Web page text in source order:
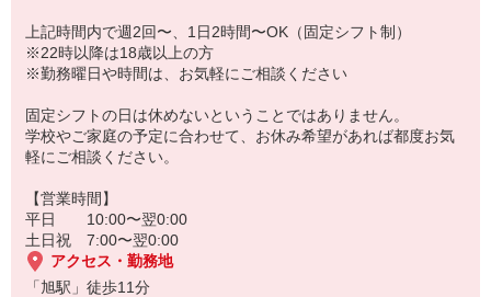
上記時間内で週2回〜、1日2時間〜OK（固定シフト制）
※22時以降は18歳以上の方
※勤務曜日や時間は、お気軽にご相談ください
固定シフトの日は休めないということではありません。
学校やご家庭の予定に合わせて、お休み希望があれば都度お気
軽にご相談ください。
【営業時間】
平日 10:00〜翌0:00
土日祝 7:00〜翌0:00
アクセス・勤務地
「旭駅」徒歩11分